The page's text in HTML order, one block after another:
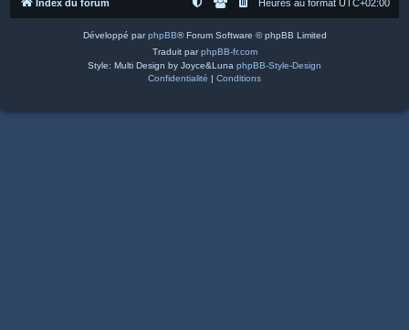
Index du forum Heures au format UTC+02:00
Développé parphpBB® Forum Software © phpBB Limited
Traduit parphpBB-fr.com
Style: Multi Design by Joyce&Luna phpBB-Style-Design
Confidentialité | Conditions